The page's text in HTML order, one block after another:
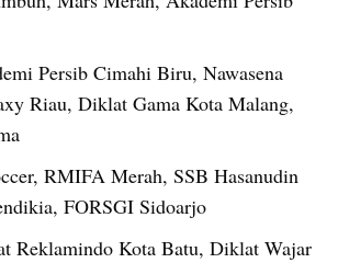
Persib Cimahi Biru, Nawasena
Riau, Diklat Gama Kota Malang,
RMIFA Merah, SSB Hasanudin
FORSGI Sidoarjo
Reklamindo Kota Batu, Diklat Wajar